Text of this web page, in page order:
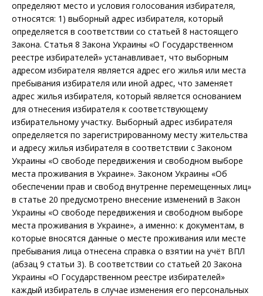
определяют место и условия голосования избирателя,
относятся: 1) выборный адрес избирателя, который
определяется в соответствии со статьей 8 настоящего
Закона. Статья 8 Закона Украины «О Государственном
реестре избирателей» устанавливает, что выборным
адресом избирателя является адрес его жилья или места
пребывания избирателя или иной адрес, что заменяет
адрес жилья избирателя, который является основанием
для отнесения избирателя к соответствующему
избирательному участку. Выборный адрес избирателя
определяется по зарегистрированному месту жительства
и адресу жилья избирателя в соответствии с Законом
Украины «О свободе передвижения и свободном выборе
места проживания в Украине». Законом Украины «Об
обеспечении прав и свобод внутренне перемещенных лиц»
в статье 20 предусмотрено внесение изменений в Закон
Украины «О свободе передвижения и свободном выборе
места проживания в Украине», а именно: к документам, в
которые вносятся данные о месте проживания или месте
пребывания лица отнесена справка о взятии на учёт ВПЛ
(абзац 9 статьи 3). В соответствии со статьей 20 Закона
Украины «О Государственном реестре избирателей»
каждый избиратель в случае изменения его персональных